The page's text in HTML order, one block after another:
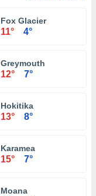
Fox Glacier
11° 4°
Greymouth
12° 7°
Hokitika
13° 8°
Karamea
15° 7°
Moana